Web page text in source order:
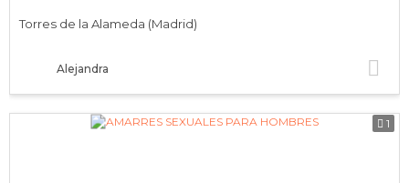
Alejandra
Torres de la Alameda (Madrid)
1